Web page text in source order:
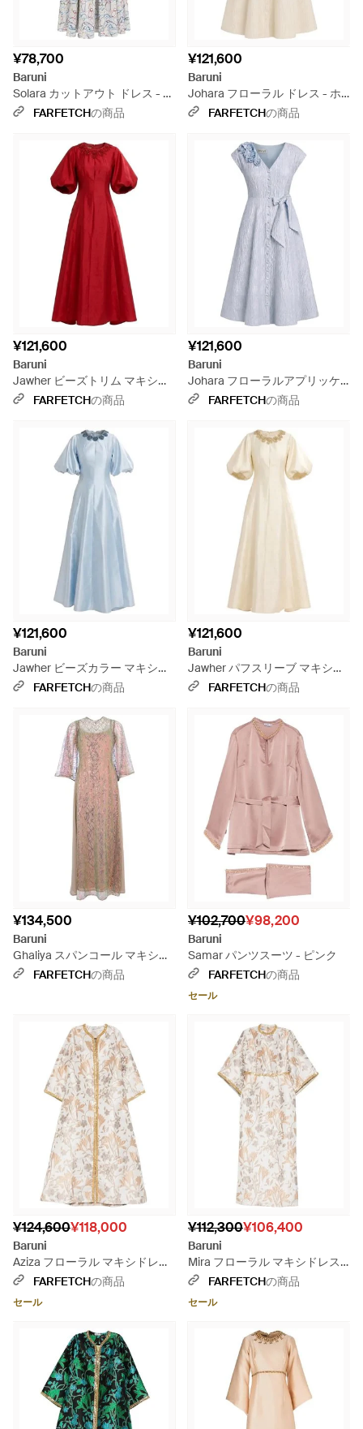
¥78,700
Baruni
Solara カットアウト ドレス - ホ
ワイトFARFETCHの商品
¥121,600
Baruni
Johara フローラル ドレス - ホ
ワイトFARFETCHの商品
¥121,600
Baruni
Jawher ビーズトリム マキシド
レス - レッド
FARFETCHの商品
¥121,600
Baruni
Johara フローラルアプリッケ
リボン ドレス - ブルー
FARFETCHの商品
¥121,600
Baruni
Jawher ビーズカラー マキシド
レス - ブルー
FARFETCHの商品
¥121,600
Baruni
Jawher パフスリーブ マキシド
レス - ホワイト
FARFETCHの商品
¥134,500
Baruni
Ghaliya スパンコール マキシド
レス - ピンク
FARFETCHの商品
¥102,700¥98,200
Baruni
Samar パンツスーツ - ピンク
FARFETCHの商品
セール
¥124,600¥118,000
Baruni
Aziza フローラル マキシドレス
- ホワイト
FARFETCHの商品
セール
¥112,300¥106,400
Baruni
Mira フローラル マキシドレス -
ホワイトFARFETCHの商品
セール